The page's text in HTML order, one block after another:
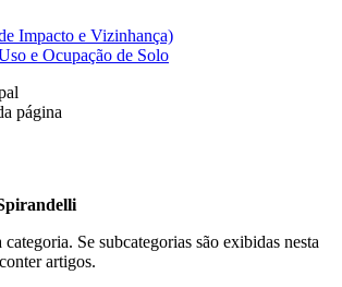
Impacto e Vizinhança)
e Ocupação de Solo
página
Se subcategorias são exibidas nesta
artigos.